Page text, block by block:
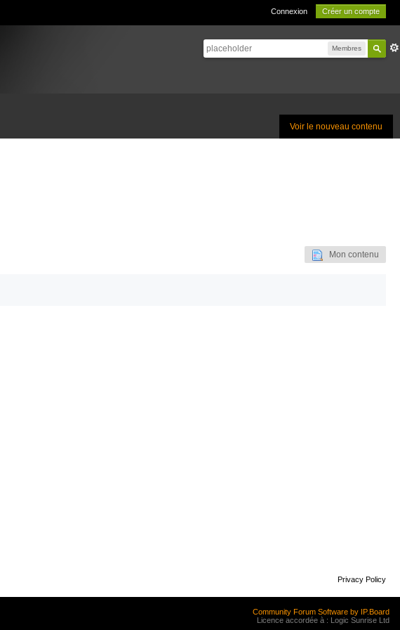
Connexion Créer un compte
Membres
Voir le nouveau contenu
Mon contenu
Privacy Policy
Community Forum Software by IP.Board
Licence accordée à : Logic Sunrise Ltd